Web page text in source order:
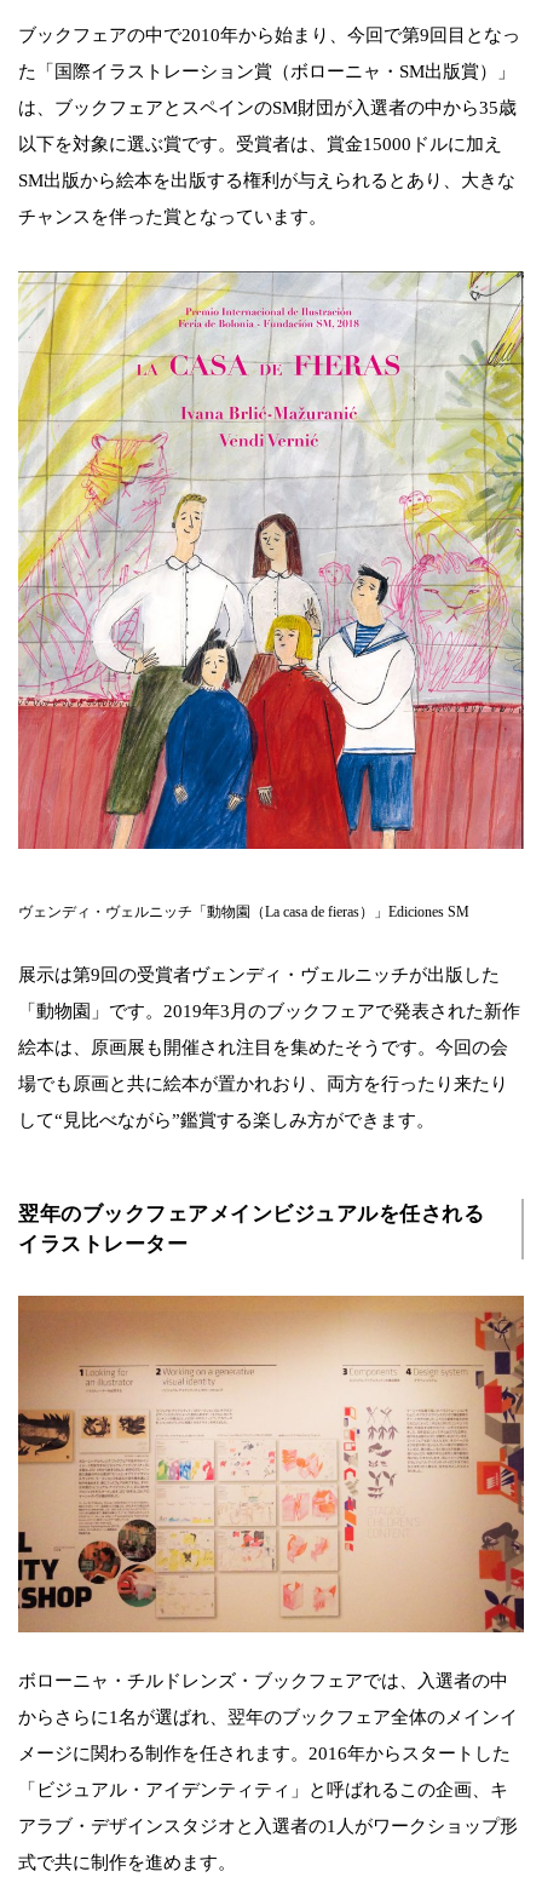
ブックフェアの中で2010年から始まり、今回で第9回目となっ
た「国際イラストレーション賞（ボローニャ・SM出版賞）」
は、ブックフェアとスペインのSM財団が入選者の中から35歳
以下を対象に選ぶ賞です。受賞者は、賞金15000ドルに加え
SM出版から絵本を出版する権利が与えられるとあり、大きな
チャンスを伴った賞となっています。
ヴェンディ・ヴェルニッチ「動物園（La casa de fieras）」Ediciones SM
展示は第9回の受賞者ヴェンディ・ヴェルニッチが出版した
「動物園」です。2019年3月のブックフェアで発表された新作
絵本は、原画展も開催され注目を集めたそうです。今回の会
場でも原画と共に絵本が置かれおり、両方を行ったり来たり
して“見比べながら”鑑賞する楽しみ方ができます。
翌年のブックフェアメインビジュアルを任される
イラストレーター
ボローニャ・チルドレンズ・ブックフェアでは、入選者の中
からさらに1名が選ばれ、翌年のブックフェア全体のメインイ
メージに関わる制作を任されます。2016年からスタートした
「ビジュアル・アイデンティティ」と呼ばれるこの企画、キ
アラブ・デザインスタジオと入選者の1人がワークショップ形
式で共に制作を進めます。